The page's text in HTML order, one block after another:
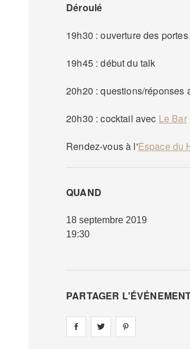
Déroulé
19h30 : ouverture des portes
19h45 : début du talk
20h20 : questions/réponses
20h30 : cocktail avec Le Bar
Rendez-vous à l'Espace du
QUAND
18 septembre 2019
19:30
PARTAGER
Share on facebook
Share on